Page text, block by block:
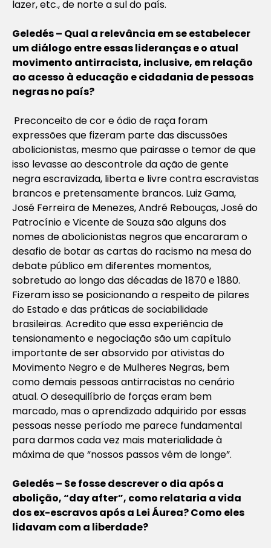
lazer, etc., de norte a sul do país.
Geledés – Qual a relevância em se estabelecer
um diálogo entre essas lideranças e o atual
movimento antirracista, inclusive, em relação
ao acesso à educação e cidadania de pessoas
negras no país?
Preconceito de cor e ódio de raça foram
expressões que fizeram parte das discussões
abolicionistas, mesmo que pairasse o temor de que
isso levasse ao descontrole da ação de gente
negra escravizada, liberta e livre contra escravistas
brancos e pretensamente brancos. Luiz Gama,
José Ferreira de Menezes, André Rebouças, José do
Patrocínio e Vicente de Souza são alguns dos
nomes de abolicionistas negros que encararam o
desafio de botar as cartas do racismo na mesa do
debate público em diferentes momentos,
sobretudo ao longo das décadas de 1870 e 1880.
Fizeram isso se posicionando a respeito de pilares
do Estado e das práticas de sociabilidade
brasileiras. Acredito que essa experiência de
tensionamento e negociação são um capítulo
importante de ser absorvido por ativistas do
Movimento Negro e de Mulheres Negras, bem
como demais pessoas antirracistas no cenário
atual. O desequilíbrio de forças eram bem
marcado, mas o aprendizado adquirido por essas
pessoas nesse período me parece fundamental
para darmos cada vez mais materialidade à
máxima de que “nossos passos vêm de longe”.
Geledés – Se fosse descrever o dia após a
abolição, “day after”, como relataria a vida
dos ex-escravos após a Lei Áurea? Como eles
lidavam com a liberdade?